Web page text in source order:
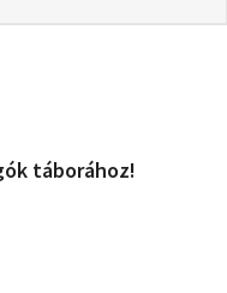
táborához!